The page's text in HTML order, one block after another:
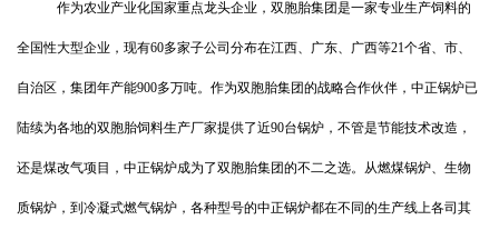
作为农业产业化国家重点龙头企业，双胞胎集团是一家专业生产饲料的
全国性大型企业，现有60多家子公司分布在江西、广东、广西等21个省、市、
自治区，集团年产能900多万吨。作为双胞胎集团的战略合作伙伴，中正锅炉已
陆续为各地的双胞胎饲料生产厂家提供了近90台锅炉，不管是节能技术改造，
还是煤改气项目，中正锅炉成为了双胞胎集团的不二之选。从燃煤锅炉、生物
质锅炉，到冷凝式燃气锅炉，各种型号的中正锅炉都在不同的生产线上各司其